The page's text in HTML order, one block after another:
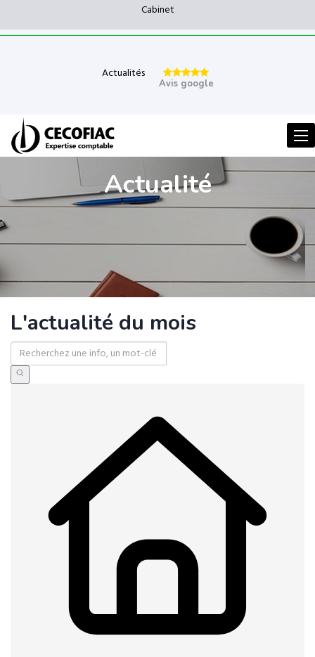
Cabinet
Actualités
Avis google
Actualité
L'actualité du mois